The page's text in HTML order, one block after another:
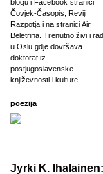
blogu i Facebook stranici
Čovjek-Časopis, Reviji
Razpotja i na stranici Air
Beletrina. Trenutno živi i
u Oslu gdje dovršava
doktorat iz
postjugoslavenske
književnosti i kulture.
poezija
Jyrki K. Ihalainen: